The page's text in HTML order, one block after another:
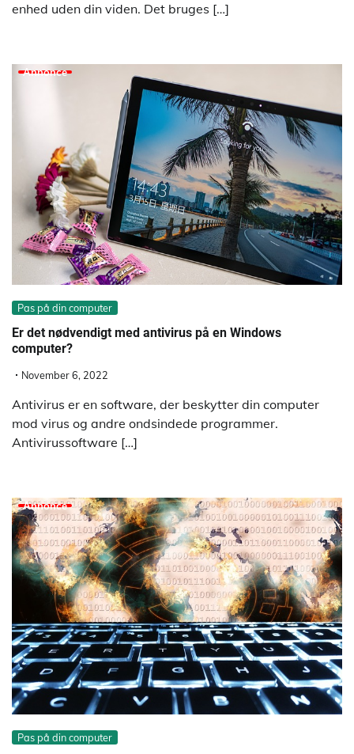
enhed uden din viden. Det bruges […]
Annonce
Pas på din computer
Er det nødvendigt med antivirus på en Windows
computer?
November 6, 2022
Antivirus er en software, der beskytter din computer
mod virus og andre ondsindede programmer.
Antivirussoftware […]
Annonce
Pas på din computer